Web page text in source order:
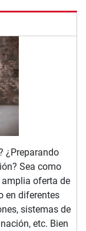
¿Preparando
Sea como
oferta de
en diferentes
sistemas de
etc. Bien